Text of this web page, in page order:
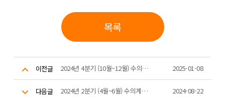
목록
이전글 2024년 4분기 (10월~12월) 수의계약 내역 2025-01-08
다음글 2024년 2분기 (4월~6월) 수의계약 내역 2024-08-22